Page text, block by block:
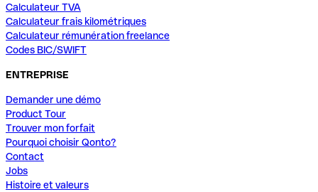
Calculateur TVA
Calculateur frais kilométriques
Calculateur rémunération freelance
Codes BIC/SWIFT
ENTREPRISE
Demander une démo
Product Tour
Trouver mon forfait
Pourquoi choisir Qonto?
Contact
Jobs
Histoire et valeurs